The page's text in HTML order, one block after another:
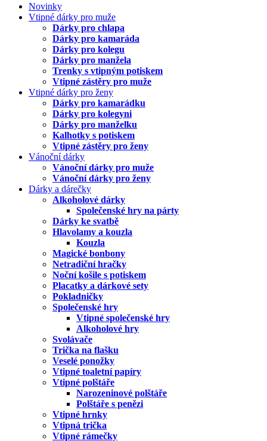
Novinky
Vtipné dárky pro muže
Dárky pro chlapa
Dárky pro kamaráda
Dárky pro kolegu
Dárky pro manžela
Trenky s vtipným potiskem
Vtipné zástěry pro muže
Vtipné dárky pro ženy
Dárky pro kamarádku
Dárky pro kolegyni
Dárky pro manželku
Kalhotky s potiskem
Vtipné zástěry pro ženy
Vánoční dárky
Vánoční dárky pro muže
Vánoční dárky pro ženy
Dárky a dárečky
Alkoholové dárky
Společenské hry na párty
Dárky ke svatbě
Hlavolamy a kouzla
Kouzla
Magické bonbony
Netradiční hračky
Noční košile s potiskem
Placatky a dárkové sety
Pokladničky
Společenské hry
Vtipné společenské hry
Alkoholové hry
Svolávače
Trička na flašku
Veselé ponožky
Vtipné toaletní papíry
Vtipné polštáře
Narozeninové polštáře
Polštáře s penězi
Vtipné hrnky
Vtipná trička
Vtipné rámečky